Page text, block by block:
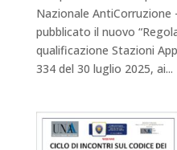
Nazionale AntiCorruzione
pubblicato il nuovo
qualificazione Stazioni
334 del 30 luglio 2025, ai...